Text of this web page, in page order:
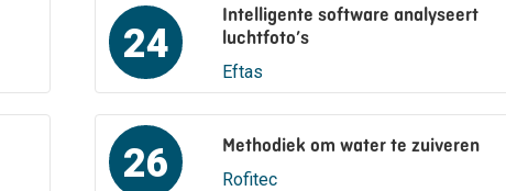
Intelligente software analyseert
luchtfoto’s
Eftas
24
Methodiek om water te zuiveren
Rofitec
26